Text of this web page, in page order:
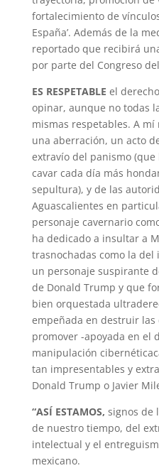
fortalecimiento de
España’. Además de la
reportado que recibirá
por parte del Congreso
ES RESPETABLE el
opinar, aunque no todas
mismas respetables. A mí
una aberración, un acto
extravío del panismo
cavar cada día más
sepultura), y de las
Aguascalientes en
personaje cavernario
ha dedicado a insultar a
trasnochadas como la
un personaje suspirante
de Donald Trump y que
bien orquestada
empeñada en destruir las
promover -apoyada en el
manipulación
tan impresentables y
Donald Trump o Javier
“ASÍ ESTAMOS, signos de
de nuestro tiempo, del
intelectual y el
mexicano.